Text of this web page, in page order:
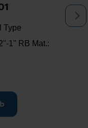
Type
1'' RB Mat.: